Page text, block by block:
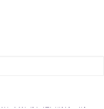
的大小人民、在御園的院
器皿賜酒、器皿各有不
隨己意。
、也為婦女設擺筵席。第